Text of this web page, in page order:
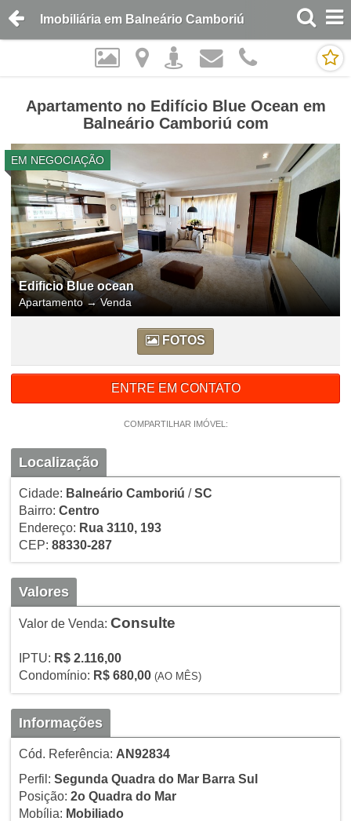
Imobiliária em Balneário Camboriú
Apartamento no Edifício Blue Ocean em
Balneário Camboriú com
EM NEGOCIAÇÃO
Edificio Blue ocean
Apartamento→Venda
FOTOS
ENTRE EM CONTATO
COMPARTILHAR IMÓVEL:
Localização
Cidade: Balneário Camboriú /SC
Bairro: Centro
Endereço: Rua 3110, 193
CEP: 88330-287
Valores
Valor de Venda: Consulte
IPTU: R$ 2.116,00
Condomínio: R$ 680,00 (AO MÊS)
Informações
Cód. Referência: AN92834
Perfil: Segunda Quadra do Mar Barra Sul
Posição: 2o Quadra do Mar
Mobília: Mobiliado